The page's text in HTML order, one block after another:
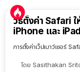
วิธีตั้งค่า Safari ใ
iPhone และ iPad
การตั้งค่าเว็ปเบาว์เซอร์
โดย Sasithakan